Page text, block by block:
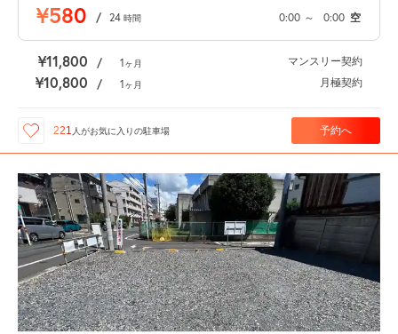
¥580 / 24 時間 0:00 ～ 0:00 空
¥11,800 / 1ヶ月 マンスリー契約
¥10,800 / 1ヶ月 月極契約
221 人がお気に入りの駐車場 予約へ